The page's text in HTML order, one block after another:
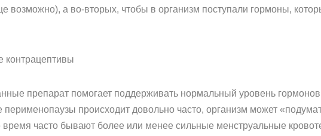
возможно), а во-вторых, чтобы в организм поступали гормоны,
контрацептивы
препарат помогает поддерживать нормальный уровень
перименопаузы происходит довольно часто, организм может
часто бывают более или менее сильные менструальные